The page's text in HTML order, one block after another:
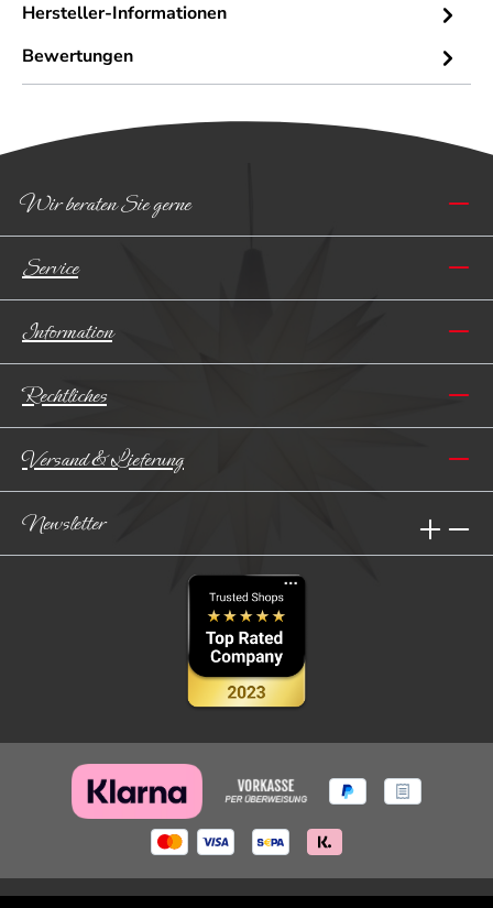
Hersteller-Informationen
Bewertungen
Wir beraten Sie gerne
Service
Information
Rechtliches
Versand & Lieferung
Newsletter